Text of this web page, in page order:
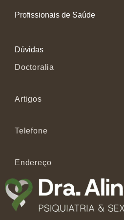
Profissionais de Saúde
Dúvidas
Doctoralia
Artigos
Telefone
Endereço